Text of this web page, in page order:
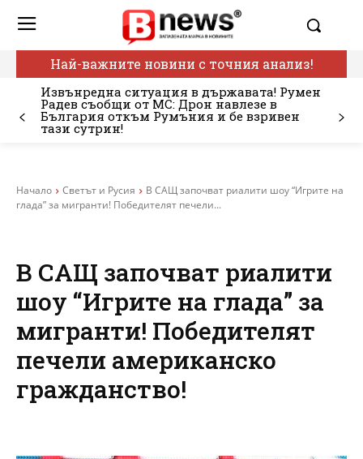
Най-важните новини с точния анализ!
Извънредна ситуация в държавата! Румен
Радев съобщи от МС: Дрон навлезе в
България откъм Румъния и бе взривен
тази сутрин!
Начало Светът и Русия
В САЩ започват риалити шоу “Игрите на
глада” за мигранти! Победителят печели...
В САЩ започват риалити
шоу “Игрите на глада” за
мигранти! Победителят
печели американско
гражданство!